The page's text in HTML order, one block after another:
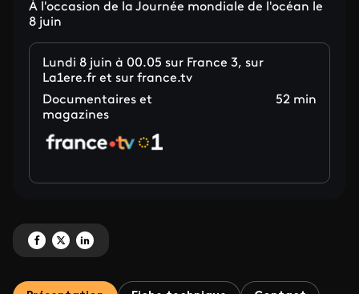
À l'occasion de la Journée mondiale de l'océan le
8 juin
Lundi 8 juin à 00.05 sur France 3, sur
La1ere.fr et sur france.tv
Documentaires et
magazines
52 min
Partagez 'Antilles, la mer en héritage ' sur Facebook
Partagez 'Antilles, la mer en héritage ' sur X
Partagez 'Antilles, la mer en héritage ' sur LinkedIn